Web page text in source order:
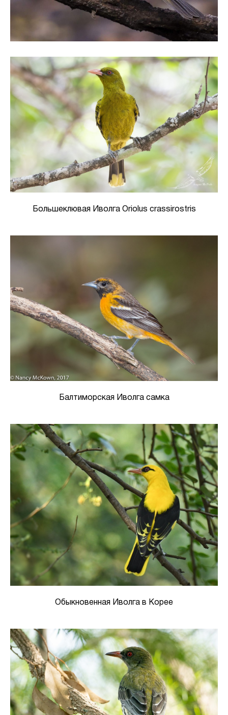
Большеклювая Иволга Oriolus crassirostris
Балтиморская Иволга самка
Обыкновенная Иволга в Корее